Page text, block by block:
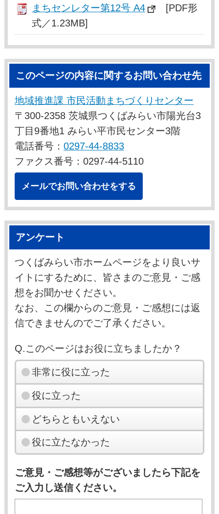
まちセンレター第12号 A4
[PDF形
式／1.23MB]
このページの内容に関するお問い合わせ先
地域推進課 市民活動まちづくりセンター
〒300-2358 茨城県つくばみらい市陽光台3
丁目9番地1 みらい平市民センター3階
電話番号： 0297-44-8833
ファクス番号：0297-44-5110
メールでお問い合わせをする
アンケート
つくばみらい市ホームページをより良いサ
イトにするために、皆さまのご意見・ご感
想をお聞かせください。
なお、この欄からのご意見・ご感想には返
信できませんのでご了承ください。
Q.このページはお役に立ちましたか？
非常に役に立った
役に立った
どちらともいえない
役に立たなかった
ご意見・ご感想等がございましたら下記を
ご入力し送信ください。